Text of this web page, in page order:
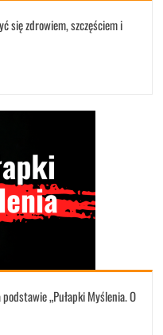
się zdrowiem, szczęściem i
„Pułapki Myślenia. O